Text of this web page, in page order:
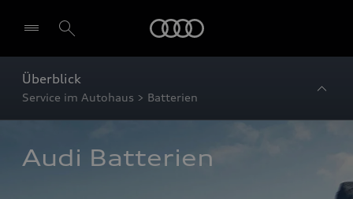
Überblick
Service im Autohaus > Batterien
Audi Batterien